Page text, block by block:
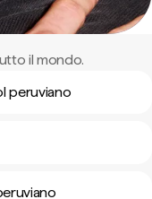
il mondo.
peruviano